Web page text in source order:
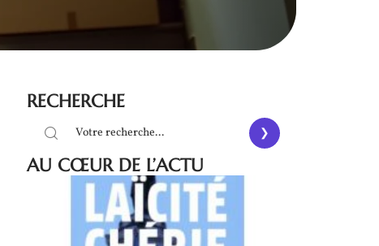
RECHERCHE
AU CŒUR DE L’ACTU